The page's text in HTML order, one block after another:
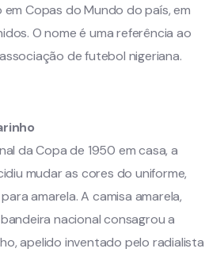
Copas do Mundo do país, em
O nome é uma referência ao
de futebol nigeriana.
da Copa de 1950 em casa, a
mudar as cores do uniforme,
amarela. A camisa amarela,
nacional consagrou a
apelido inventado pelo radialista